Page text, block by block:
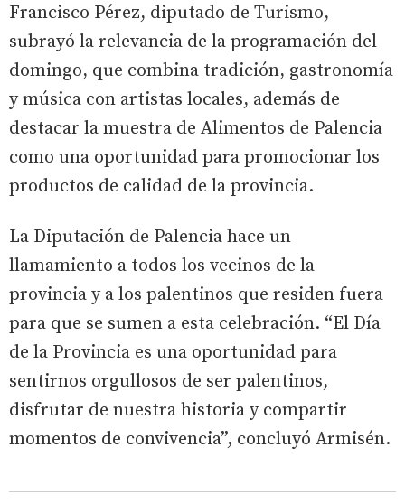
Francisco Pérez, diputado de Turismo,
subrayó la relevancia de la programación del
domingo, que combina tradición, gastronomía
y música con artistas locales, además de
destacar la muestra de Alimentos de Palencia
como una oportunidad para promocionar los
productos de calidad de la provincia.
La Diputación de Palencia hace un
llamamiento a todos los vecinos de la
provincia y a los palentinos que residen fuera
para que se sumen a esta celebración. “El Día
de la Provincia es una oportunidad para
sentirnos orgullosos de ser palentinos,
disfrutar de nuestra historia y compartir
momentos de convivencia”, concluyó Armisén.